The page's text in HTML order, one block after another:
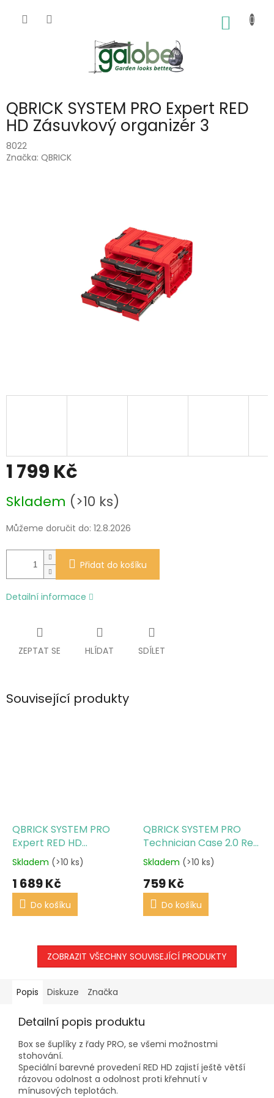
QBRICK SYSTEM PRO Expert RED
HD Zásuvkový organizér 3
8022
Značka: QBRICK
1 799 Kč
cena:
Skladem (>10 ks)
Můžeme doručit do: 12.8.2026
Přidat do košíku
Detailní informace
ZEPTAT SE HLÍDAT SDÍLET
Související produkty
QBRICK SYSTEM PRO
Expert RED HD
Zásuvkový organizér 2
Skladem (>10 ks)
1 689 Kč
Do košíku
QBRICK SYSTEM PRO
Technician Case 2.0 Red
Ultra HD - Technický
kufřík
Skladem (>10 ks)
759 Kč
Do košíku
ZOBRAZIT VŠECHNY SOUVISEJÍCÍ PRODUKTY
Popis Diskuze Značka
Detailní popis produktu
Box se šuplíky z řady PRO, se všemi možnostmi
stohování.
Speciální barevné provedení RED HD zajistí ještě větší
rázovou odolnost a odolnost proti křehnutí v
mínusových teplotách.